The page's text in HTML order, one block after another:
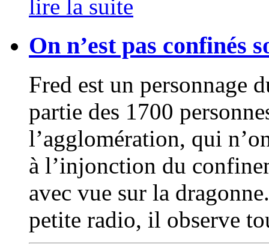
lire la suite
On n’est pas confinés
Fred est un personnage
partie des 1700
l’agglomération, qui
à l’injonction du
avec vue sur la
petite radio, il observe